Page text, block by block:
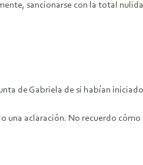
sancionarse con la total
de Gabriela de si habían
una aclaración. No recuerdo cómo